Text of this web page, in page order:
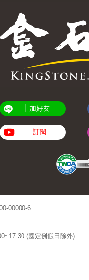
加好友
訂閱
00000-6
(國定例假日除外)